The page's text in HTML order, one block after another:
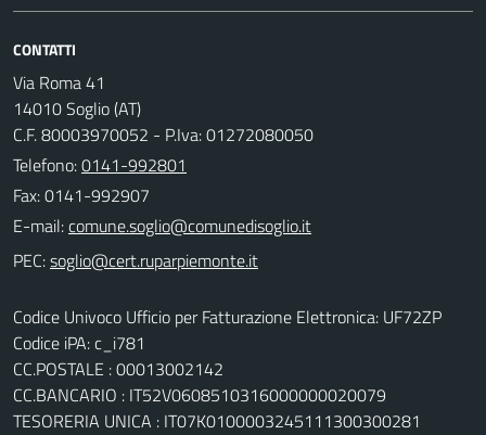
CONTATTI
Via Roma 41
14010 Soglio (AT)
C.F. 80003970052 - P.Iva: 01272080050
Telefono:0141-992801
Fax: 0141-992907
E-mail:
PEC:
Codice Univoco Ufficio per Fatturazione Elettronica: UF72ZP
Codice iPA: c_i781
CC.POSTALE : 00013002142
CC.BANCARIO : IT52V0608510316000000020079
TESORERIA UNICA : IT07K0100003245111300300281